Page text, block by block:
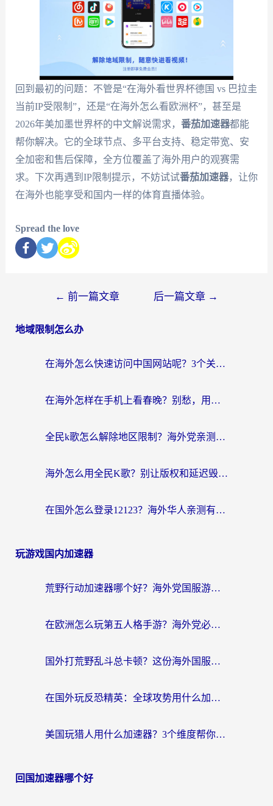
回到最初的问题：不管是“在海外看世界杯德国 vs 巴拉圭
当前IP受限制”，还是“在海外怎么看欧洲杯”，甚至是
2026年美加墨世界杯的中文解说需求， 番茄加速器都能
帮你解决。它的全球节点、多平台支持、稳定带宽、安
全加密和售后保障，全方位覆盖了海外用户的观赛需
求。下次再遇到IP限制提示，不妨试试番茄加速器，让你
在海外也能享受和国内一样的体育直播体验。
Spread the love
← 前一篇文章 后一篇文章 →
地域限制怎么办
在海外怎么快速访问中国网站呢？3个关键选择标准帮你避开踩坑
在海外怎样在手机上看春晚？别愁，用对工具轻松解锁国内所有好内容
全民k歌怎么解除地区限制？海外党亲测有效的回国加速方案
海外怎么用全民K歌？别让版权和延迟毁了你的主场秀
在国外怎么登录12123？海外华人亲测有效的回国加速方案
玩游戏国内加速器
荒野行动加速器哪个好？海外党国服游戏畅玩终极指南（附实测体验）
在欧洲怎么玩第五人格手游？海外党必看的国服游戏加速器选择指南
国外打荒野乱斗总卡顿？这份海外国服游戏加速器选择指南帮你解决所有痛点
在国外玩反恐精英：全球攻势用什么加速器好呢？海外党实测避坑指南
美国玩猎人用什么加速器？3个维度帮你选对不踩坑
回国加速器哪个好